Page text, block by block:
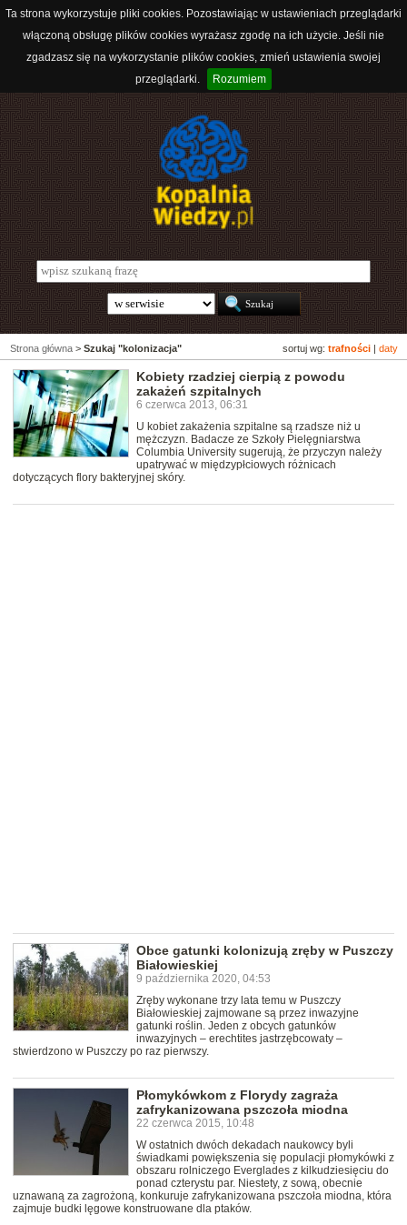
Ta strona wykorzystuje pliki cookies. Pozostawiając w ustawieniach przeglądarki
włączoną obsługę plików cookies wyrażasz zgodę na ich użycie. Jeśli nie
zgadzasz się na wykorzystanie plików cookies, zmień ustawienia swojej
przeglądarki.
Rozumiem
sortuj wg: trafności daty
Strona główna > Szukaj "kolonizacja"
Kobiety rzadziej cierpią z powodu
zakażeń szpitalnych
6 czerwca 2013, 06:31
U kobiet zakażenia szpitalne są rzadsze niż u
mężczyzn. Badacze ze Szkoły Pielęgniarstwa
Columbia University sugerują, że przyczyn należy
upatrywać w międzypłciowych różnicach
dotyczących flory bakteryjnej skóry.
Obce gatunki kolonizują zręby w Puszczy
Białowieskiej
9 października 2020, 04:53
Zręby wykonane trzy lata temu w Puszczy
Białowieskiej zajmowane są przez inwazyjne
gatunki roślin. Jeden z obcych gatunków
inwazyjnych – erechtites jastrzębcowaty –
stwierdzono w Puszczy po raz pierwszy.
Płomykówkom z Florydy zagraża
zafrykanizowana pszczoła miodna
22 czerwca 2015, 10:48
W ostatnich dwóch dekadach naukowcy byli
świadkami powiększenia się populacji płomykówki z
obszaru rolniczego Everglades z kilkudziesięciu do
ponad czterystu par. Niestety, z sową, obecnie
uznawaną za zagrożoną, konkuruje zafrykanizowana pszczoła miodna, która
zajmuje budki lęgowe konstruowane dla ptaków.